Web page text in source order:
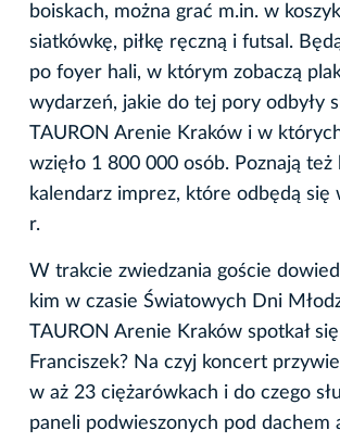
boiskach, można grać m.in. w
siatkówkę, piłkę ręczną i futsal.
po foyer hali, w którym zobaczą
wydarzeń, jakie do tej pory odbyły
TAURON Arenie Kraków i w
wzięło 1 800 000 osób. Poznają też
kalendarz imprez, które odbędą się
r.
W trakcie zwiedzania goście
kim w czasie Światowych Dni
TAURON Arenie Kraków spotkał
Franciszek? Na czyj koncert
w aż 23 ciężarówkach i do czego
paneli podwieszonych pod dachem